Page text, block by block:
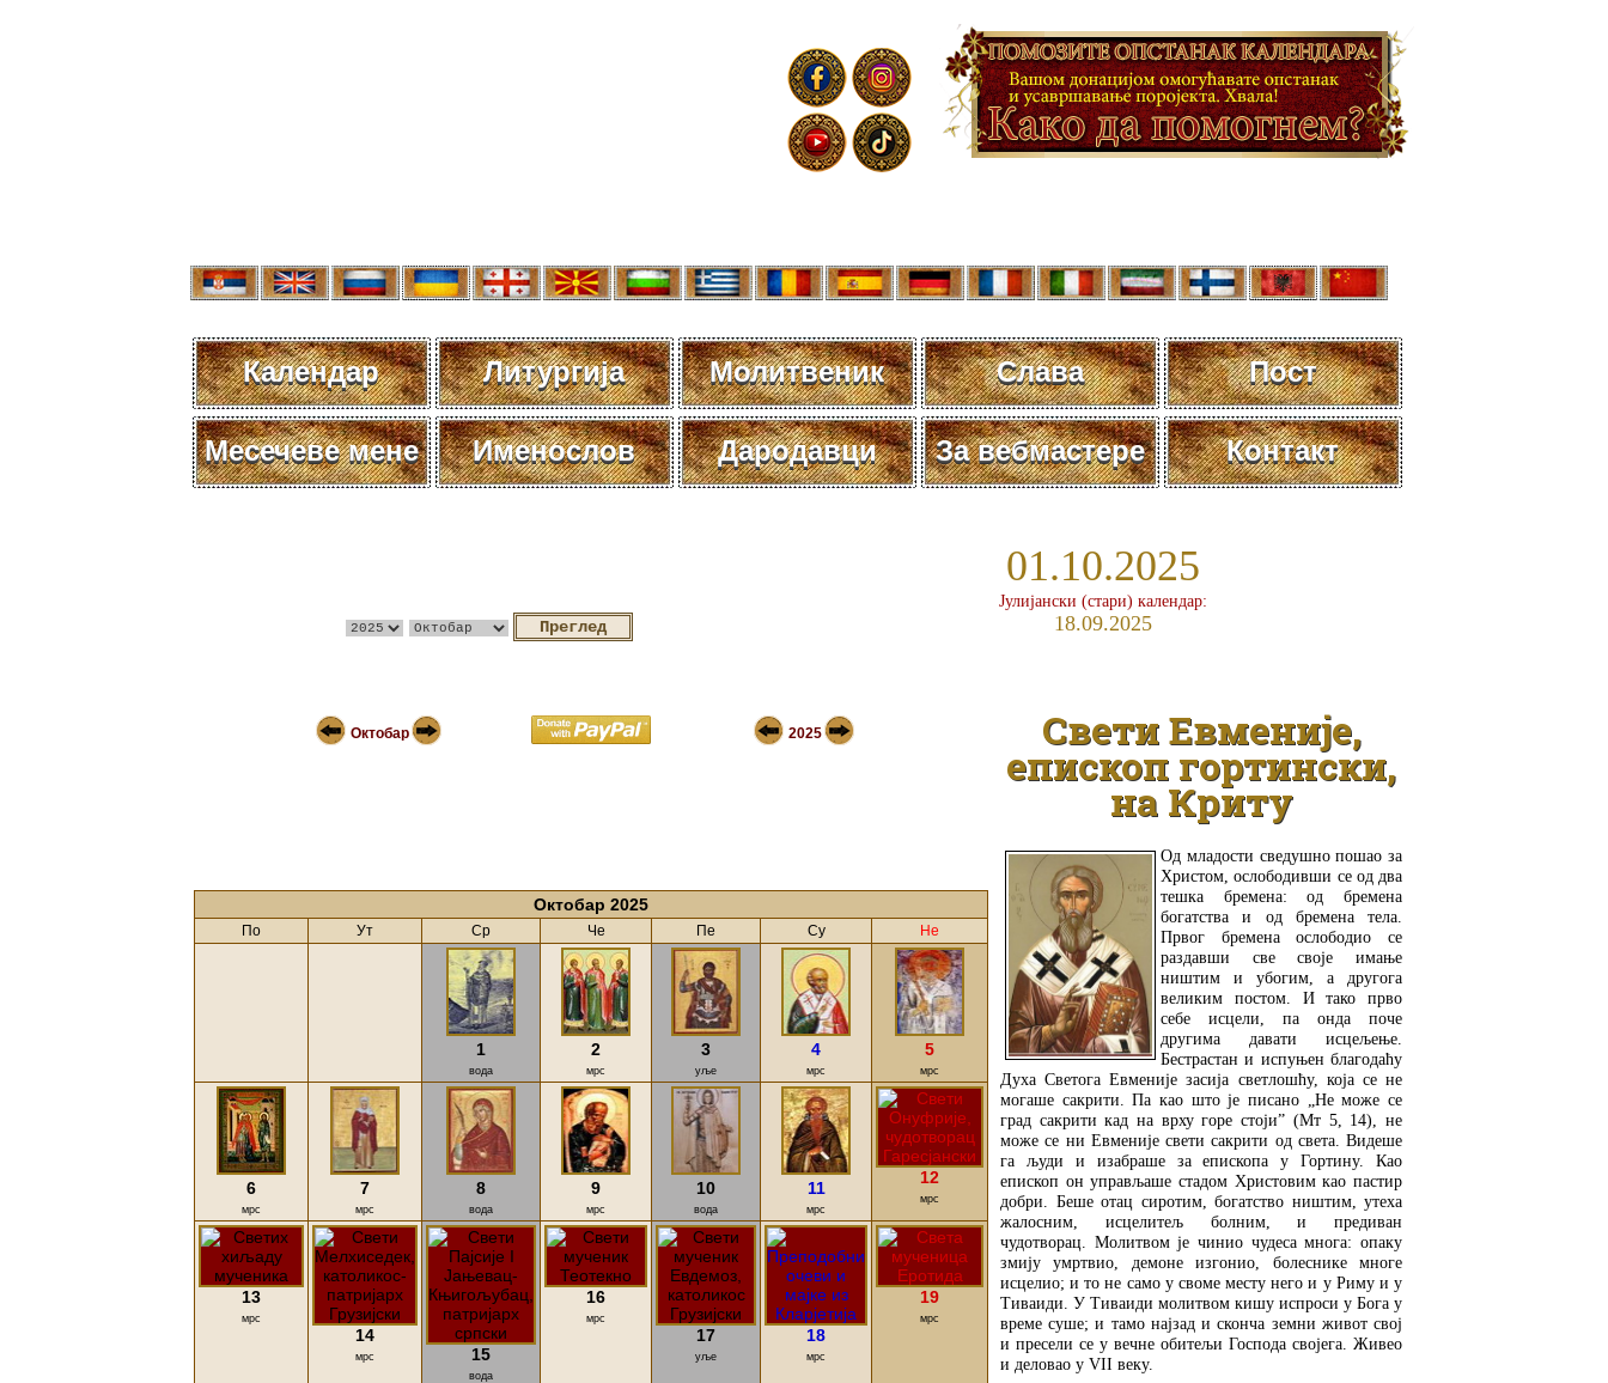
Календар Литургија Молитвеник Слава Пост
Месечеве мене Именослов Дародавци За вебмастере Контакт
01.10.2025
Јулијански (стари) календар:
18.09.2025
Октобар 2025 Свети Евменије,
епископ гортински,
на Криту
Од младости сведушно пошао за
Христом, ослободивши се од два
тешка бремена: од бремена
богатства и од бремена тела.
Првог бремена ослободио се
раздавши све своје имање
ништим и убогим, а другога
великим постом. И тако прво
себе исцели, па онда поче
другима давати исцељење.
Бестрастан и испуњен благодаћу
Духа Светога Евменије засија светлошћу, која се не
могаше сакрити. Па као што је писано „Не може се
град сакрити кад на врху горе стоји” (Мт 5, 14), не
може се ни Евменије свети сакрити од света. Видеше
га људи и изабраше за епископа у Гортину. Као
епископ он управљаше стадом Христовим као пастир
добри. Беше отац сиротим, богатство ништим, утеха
жалосним, исцелитељ болним, и предиван
чудотворац. Молитвом је чинио чудеса многа: опаку
змију умртвио, демоне изгонио, болеснике многе
исцелио; и то не само у своме месту него и у Риму и у
Тиваиди. У Тиваиди молитвом кишу испроси у Бога у
време суше; и тамо најзад и сконча земни живот свој
и пресели се у вечне обитељи Господа својега. Живео
и деловао у VII веку.
Октобар 2025
По Ут Ср Че Пе Су Не
1
вода
2
мрс
3
уље
4
мрс
5
мрс
6
мрс
7
мрс
8
вода
9
мрс
10
вода
11
мрс
12
мрс
13
мрс
14
мрс 15
вода
16
мрс
17
уље
18
мрс
19
мрс